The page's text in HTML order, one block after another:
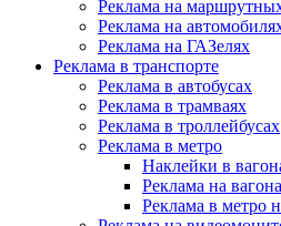
Реклама на
Реклама на
Реклама на ГАЗелях
Реклама в транспорте
Реклама в автобусах
Реклама в трамваях
Реклама в троллейбусах
Реклама в метро
Наклейки в
Реклама на
Реклама в метро